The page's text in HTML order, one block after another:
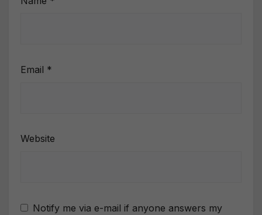
Email *
Website
Notify me via e-mail if anyone answers my